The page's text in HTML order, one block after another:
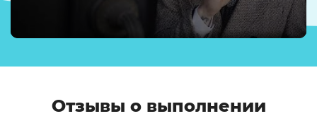
Отзывы о выполнении